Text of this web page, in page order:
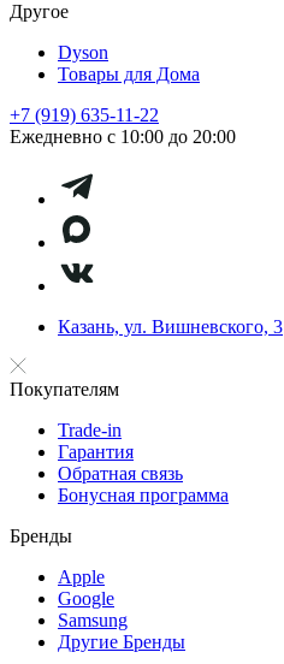
Другое
Dyson
Товары для Дома
+7 (919) 635-11-22
Ежедневно с 10:00 до 20:00
Казань, ул. Вишневского, 3
Покупателям
Trade-in
Гарантия
Обратная связь
Бонусная программа
Бренды
Apple
Google
Samsung
Другие Бренды